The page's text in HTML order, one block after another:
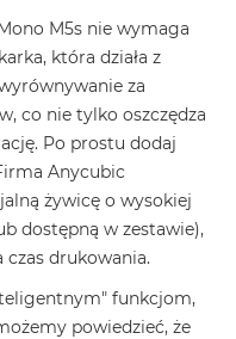
M5s nie wymaga
która działa z
za
co nie tylko oszczędza
Po prostu dodaj
Anycubic
żywicę o wysokiej
dostępną w zestawie),
czas drukowania.
funkcjom,
powiedzieć, że